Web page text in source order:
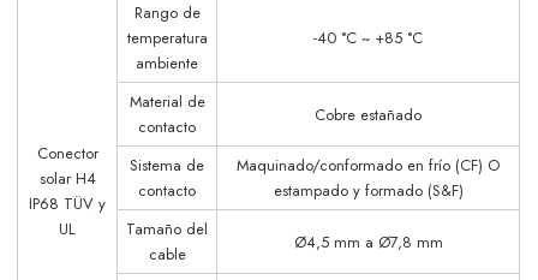
Conector
solar H4
IP68 TÜV y
UL
Rango de
temperatura
ambiente
-40 °C ~ +85 °C
Material de
contacto
Cobre estañado
Sistema de
contacto
Maquinado/conformado en frío (CF) O
estampado y formado (S&F)
Tamaño del
cable
Ø4,5 mm a Ø7,8 mm